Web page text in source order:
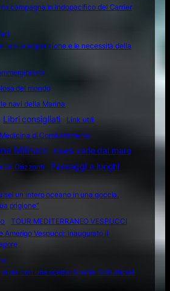
campagna in Indopacifico del Carrier
la sua apparizione e le necessità della
del mondo
navi della Marina
Libri consigliati Link utili
Medicina di Combattimento
Militare
news varie dal mare
Gli Orizzonti
Paesaggi e luoghi
sei un intero oceano in una goccia.
prigione”
TOUR MEDITERRANEO VESPUCCI
Amerigo Vespucci: inaugurato il
con una scelta: Scuola Sottufficiali